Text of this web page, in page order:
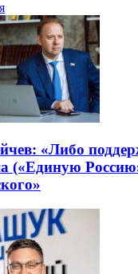
«Либо
(«Единую